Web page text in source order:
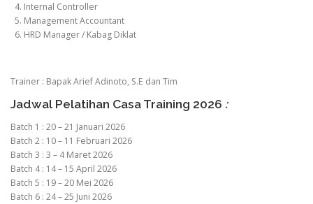
4. Internal Controller
5. Management Accountant
6. HRD Manager / Kabag Diklat
Trainer : Bapak Arief Adinoto, S.E dan Tim
Jadwal Pelatihan Casa Training 2026 :
Batch 1 : 20 – 21 Januari 2026
Batch 2 : 10 – 11 Februari 2026
Batch 3 : 3 – 4 Maret 2026
Batch 4 : 14 – 15 April 2026
Batch 5 : 19 – 20 Mei 2026
Batch 6 : 24 – 25 Juni 2026